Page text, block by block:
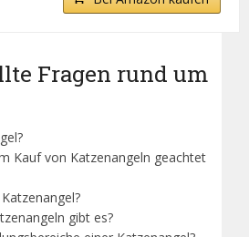
Fragen rund um
Kauf von Katzenangeln geachtet
gibt es?